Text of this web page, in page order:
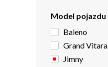
Model pojazdu
Baleno
Grand Vitara
Jimny